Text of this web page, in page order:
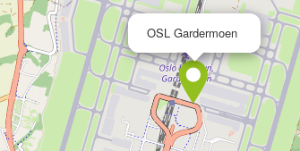
OSL Gardermoen